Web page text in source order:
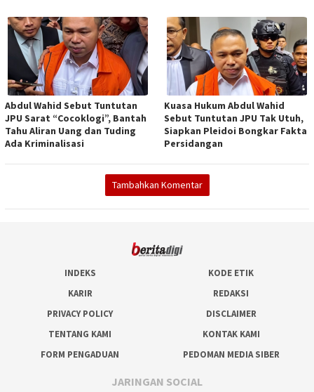
Abdul Wahid Sebut Tuntutan
JPU Sarat “Cocoklogi”, Bantah
Tahu Aliran Uang dan Tuding
Ada Kriminalisasi
Kuasa Hukum Abdul Wahid
Sebut Tuntutan JPU Tak Utuh,
Siapkan Pleidoi Bongkar Fakta
Persidangan
Tambahkan Komentar
INDEKS
KODE ETIK
KARIR
REDAKSI
PRIVACY POLICY
DISCLAIMER
TENTANG KAMI
KONTAK KAMI
FORM PENGADUAN
PEDOMAN MEDIA SIBER
JARINGAN SOCIAL